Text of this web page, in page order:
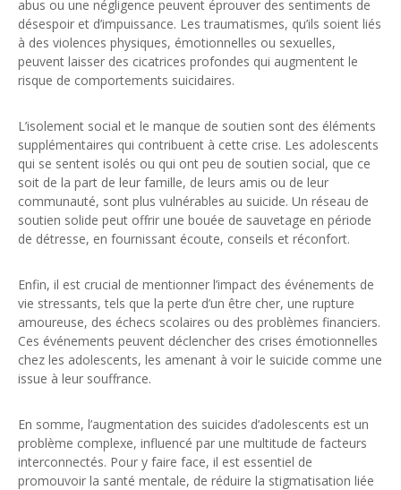
abus ou une négligence peuvent éprouver des sentiments de
désespoir et d’impuissance. Les traumatismes, qu’ils soient liés
à des violences physiques, émotionnelles ou sexuelles,
peuvent laisser des cicatrices profondes qui augmentent le
risque de comportements suicidaires.
L’isolement social et le manque de soutien sont des éléments
supplémentaires qui contribuent à cette crise. Les adolescents
qui se sentent isolés ou qui ont peu de soutien social, que ce
soit de la part de leur famille, de leurs amis ou de leur
communauté, sont plus vulnérables au suicide. Un réseau de
soutien solide peut offrir une bouée de sauvetage en période
de détresse, en fournissant écoute, conseils et réconfort.
Enfin, il est crucial de mentionner l’impact des événements de
vie stressants, tels que la perte d’un être cher, une rupture
amoureuse, des échecs scolaires ou des problèmes financiers.
Ces événements peuvent déclencher des crises émotionnelles
chez les adolescents, les amenant à voir le suicide comme une
issue à leur souffrance.
En somme, l’augmentation des suicides d’adolescents est un
problème complexe, influencé par une multitude de facteurs
interconnectés. Pour y faire face, il est essentiel de
promouvoir la santé mentale, de réduire la stigmatisation liée